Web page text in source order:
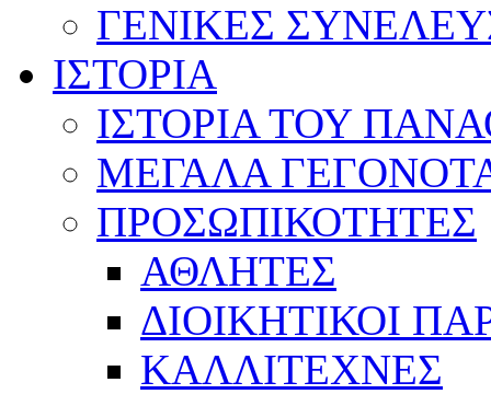
ΓΕΝΙΚΕΣ
ΙΣΤΟΡΙΑ
ΙΣΤΟΡΙΑ ΤΟΥ
ΜΕΓΑΛΑ
ΠΡΟΣΩΠΙΚΟΤΗΤΕΣ
ΑΘΛΗΤΕΣ
ΔΙΟΙΚΗΤΙΚΟΙ
ΚΑΛΛΙΤΕΧΝΕΣ